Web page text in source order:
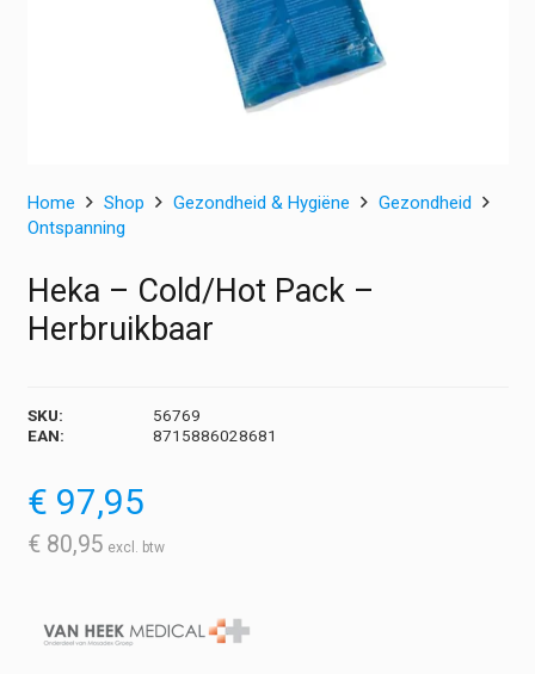
Home Shop Gezondheid & Hygiëne
Gezondheid
Ontspanning
Heka – Cold/Hot Pack –
Herbruikbaar
SKU:
56769
EAN:
8715886028681
€ 97,95
€ 80,95